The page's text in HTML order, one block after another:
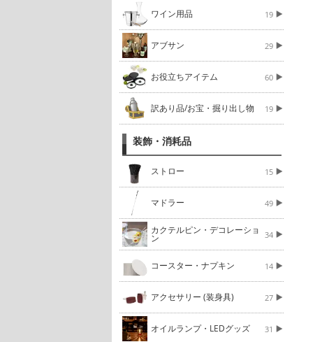
ワイン用品 19
アブサン 29
お役立ちアイテム 60
訳あり品/お宝・掘り出し物 19
装飾・消耗品
ストロー 15
マドラー 49
カクテルピン・デコレーショ
ン 34
コースター・ナプキン 14
アクセサリー (装身具) 27
オイルランプ・LEDグッズ 31